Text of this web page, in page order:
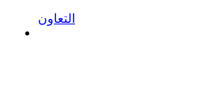
التعاون